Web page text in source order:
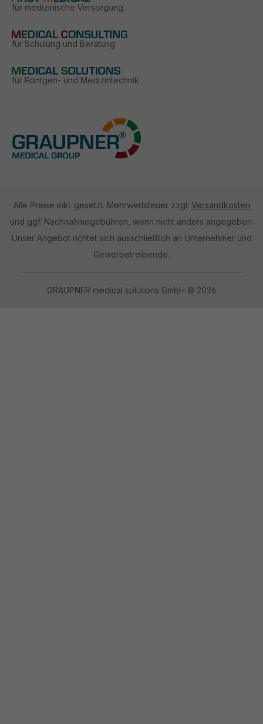
für medizinische Versorgung
für Schulung und Beratung
für Röntgen- und Medizintechnik
Alle Preise inkl. gesetzl. Mehrwertsteuer zzgl. Versandkosten
und ggf. Nachnahmegebühren, wenn nicht anders angegeben.
Unser Angebot richtet sich ausschließlich an Unternehmer und
Gewerbetreibende.
GRAUPNER medical solutions GmbH © 2026